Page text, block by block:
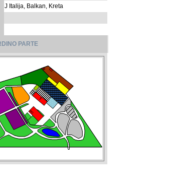
J Italija, Balkan, Kreta
PARTE